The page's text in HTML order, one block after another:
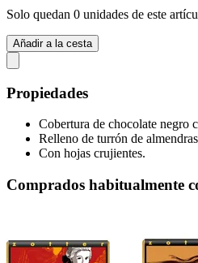
Solo quedan 0 unidades de este
Añadir a la cesta
Propiedades
Cobertura de chocolate negro
Relleno de turrón de
Con hojas crujientes.
Comprados habitualmente